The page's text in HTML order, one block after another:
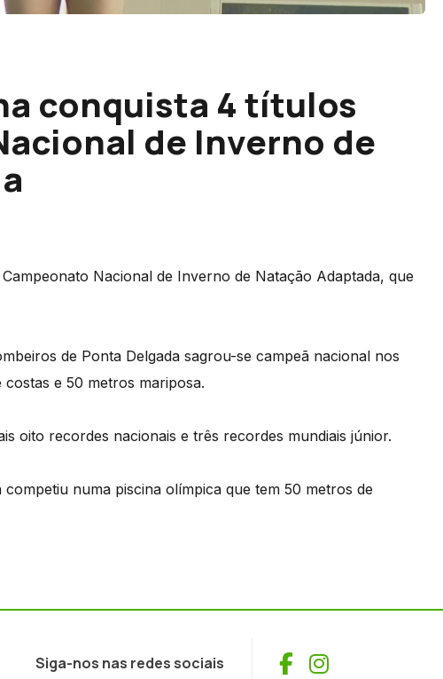
conquista 4 títulos
de Inverno de
Nacional de Inverno de Natação Adaptada, que
de Ponta Delgada sagrou-se campeã nacional nos
e 50 metros mariposa.
oito recordes nacionais e três recordes mundiais júnior.
numa piscina olímpica que tem 50 metros de
Siga-nos nas redes sociais Facebook
Instagram